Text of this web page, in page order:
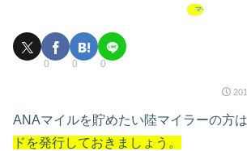
マイルの貯め方
0 0 0
ANAマイルを貯めたい陸マイラーの方は
ドを発行しておきましょう。